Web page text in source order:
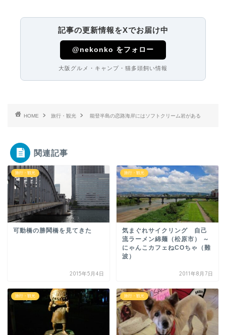
記事の更新情報をXでお届け中
@nekonko をフォロー
大阪グルメ・キャンプ・猫多頭飼い情報
HOME 旅行・観光 能登半島の恋路海岸にはソフトクリーム岩がある
関連記事
旅行・観光
可動橋の勝鬨橋を見てきた
2015年5月4日
旅行・観光
気まぐれサイクリング 自己
流ラーメン綿麺（松原市） ～
にゃんこカフェねCOちゃ（難
波）
2011年8月7日
旅行・観光 旅行・観光